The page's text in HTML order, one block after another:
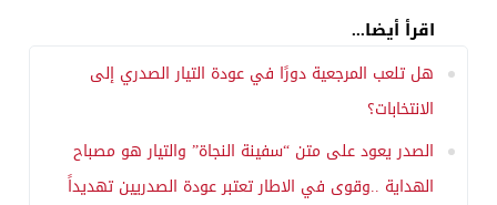
اقرأ أيضا...
هل تلعب المرجعية دورًا في عودة التيار الصدري إلى
الانتخابات؟
الصدر يعود على متن “سفينة النجاة” والتيار هو مصباح
الهداية ..وقوى في الاطار تعتبر عودة الصدريين تهديداً